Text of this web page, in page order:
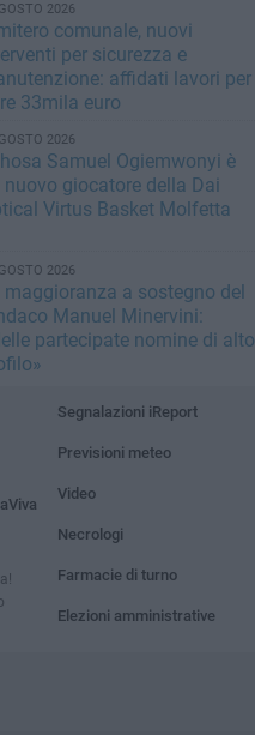
2026
comunale, nuovi
per sicurezza e
affidati lavori per
33mila euro
2026
Samuel Ogiemwonyi è
nuovo giocatore della Dai
Virtus Basket Molfetta
2026
maggioranza a sostegno del
Manuel Minervini:
partecipate nomine di alto
Segnalazioni iReport
Previsioni meteo
Video
Necrologi
Farmacie di turno
Elezioni amministrative